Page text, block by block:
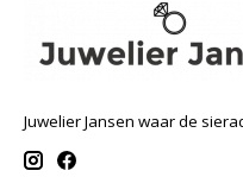
Juwelier Jansen waar de